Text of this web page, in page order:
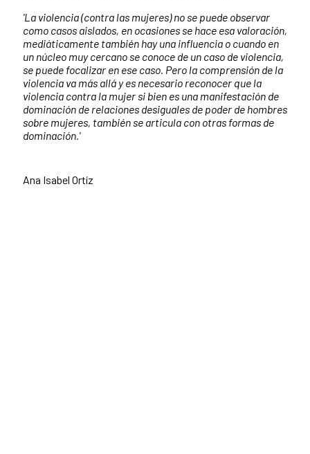
'La violencia (contra las mujeres) no se puede observar
como casos aislados, en ocasiones se hace esa valoración,
mediáticamente también hay una influencia o cuando en
un núcleo muy cercano se conoce de un caso de violencia,
se puede focalizar en ese caso. Pero la comprensión de la
violencia va más allá y es necesario reconocer que la
violencia contra la mujer si bien es una manifestación de
dominación de relaciones desiguales de poder de hombres
sobre mujeres, también se articula con otras formas de
dominación.'
Ana Isabel Ortíz